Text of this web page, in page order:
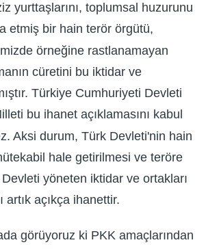
yurttaşlarını, toplumsal huzurunu
etmiş bir hain terör örgütü,
örneğine rastlanamayan
cüretini bu iktidar ve
Türkiye Cumhuriyeti Devleti
bu ihanet açıklamasını kabul
Aksi durum, Türk Devleti'nin hain
hale getirilmesi ve teröre
Devleti yöneten iktidar ve ortakları
artık açıkça ihanettir.
görüyoruz ki PKK amaçlarından